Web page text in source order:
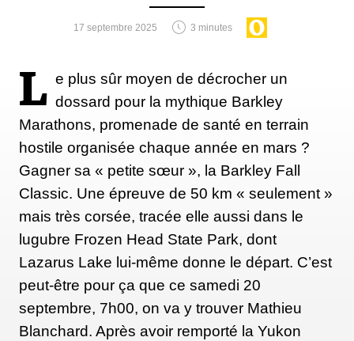
17 septembre 2025 3 minutes
L e plus sûr moyen de décrocher un
dossard pour la mythique Barkley
Marathons, promenade de santé en terrain
hostile organisée chaque année en mars ?
Gagner sa « petite sœur », la Barkley Fall
Classic. Une épreuve de 50 km « seulement »
mais très corsée, tracée elle aussi dans le
lugubre Frozen Head State Park, dont
Lazarus Lake lui-même donne le départ. C’est
peut-être pour ça que ce samedi 20
septembre, 7h00, on va y trouver Mathieu
Blanchard. Après avoir remporté la Yukon